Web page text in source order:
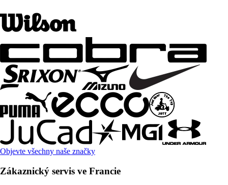
Objevte všechny naše značky
Zákaznický servis ve Francie